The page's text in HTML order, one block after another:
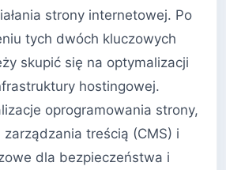
strony internetowej. Po
tych dwóch kluczowych
skupić się na optymalizacji
hostingowej.
oprogramowania strony,
treścią (CMS) i
dla bezpieczeństwa i